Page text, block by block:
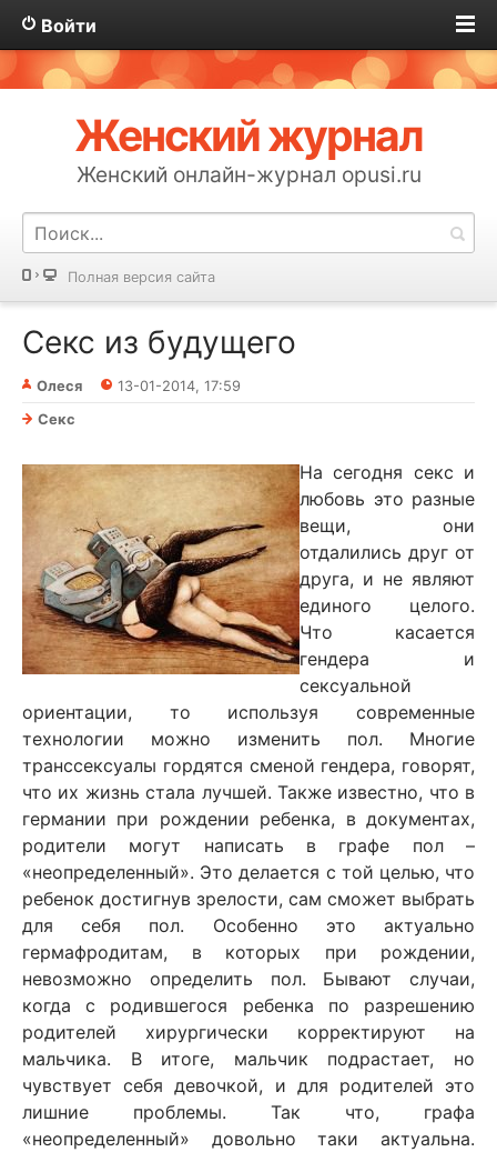
Войти
Женский журнал
Женский онлайн-журнал opusi.ru
Полная версия сайта
Секс из будущего
Олеся
13-01-2014, 17:59
Секс
На сегодня секс и
любовь это разные
вещи, они
отдалились друг от
друга, и не являют
единого целого.
Что касается
гендера и
сексуальной
ориентации, то используя современные
технологии можно изменить пол. Многие
транссексуалы гордятся сменой гендера, говорят,
что их жизнь стала лучшей. Также известно, что в
германии при рождении ребенка, в документах,
родители могут написать в графе пол –
«неопределенный». Это делается с той целью, что
ребенок достигнув зрелости, сам сможет выбрать
для себя пол. Особенно это актуально
гермафродитам, в которых при рождении,
невозможно определить пол. Бывают случаи,
когда с родившегося ребенка по разрешению
родителей хирургически корректируют на
мальчика. В итоге, мальчик подрастает, но
чувствует себя девочкой, и для родителей это
лишние проблемы. Так что, графа
«неопределенный» довольно таки актуальна.